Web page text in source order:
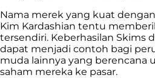
Nama merek yang kuat
Kim Kardashian tentu
tersendiri. Keberhasilan Skims
dapat menjadi contoh bagi
muda lainnya yang berencana
saham mereka ke pasar.